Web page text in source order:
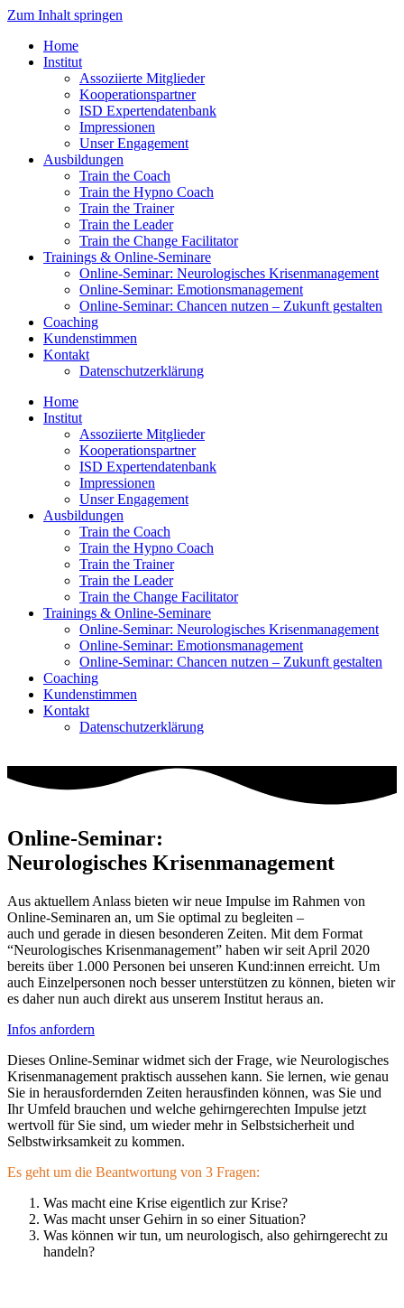
Zum Inhalt springen
Home
Institut
Assoziierte Mitglieder
Kooperationspartner
ISD Expertendatenbank
Impressionen
Unser Engagement
Ausbildungen
Train the Coach
Train the Hypno Coach
Train the Trainer
Train the Leader
Train the Change Facilitator
Trainings & Online-Seminare
Online-Seminar: Neurologisches Krisenmanagement
Online-Seminar: Emotionsmanagement
Online-Seminar: Chancen nutzen – Zukunft gestalten
Coaching
Kundenstimmen
Kontakt
Datenschutzerklärung
Home
Institut
Assoziierte Mitglieder
Kooperationspartner
ISD Expertendatenbank
Impressionen
Unser Engagement
Ausbildungen
Train the Coach
Train the Hypno Coach
Train the Trainer
Train the Leader
Train the Change Facilitator
Trainings & Online-Seminare
Online-Seminar: Neurologisches Krisenmanagement
Online-Seminar: Emotionsmanagement
Online-Seminar: Chancen nutzen – Zukunft gestalten
Coaching
Kundenstimmen
Kontakt
Datenschutzerklärung
Online-Seminar:
Neurologisches Krisenmanagement
Aus aktuellem Anlass bieten wir neue Impulse im Rahmen von
Online-Seminaren an, um Sie optimal zu begleiten –
auch und gerade in diesen besonderen Zeiten. Mit dem Format
“Neurologisches Krisenmanagement” haben wir seit April 2020
bereits über 1.000 Personen bei unseren Kund:innen erreicht. Um
auch Einzelpersonen noch besser unterstützen zu können, bieten wir
es daher nun auch direkt aus unserem Institut heraus an.
Infos anfordern
Dieses Online-Seminar widmet sich der Frage, wie Neurologisches
Krisenmanagement praktisch aussehen kann. Sie lernen, wie genau
Sie in herausfordernden Zeiten herausfinden können, was Sie und
Ihr Umfeld brauchen und welche gehirngerechten Impulse jetzt
wertvoll für Sie sind, um wieder mehr in Selbstsicherheit und
Selbstwirksamkeit zu kommen.
Es geht um die Beantwortung von 3 Fragen:
Was macht eine Krise eigentlich zur Krise?
Was macht unser Gehirn in so einer Situation?
Was können wir tun, um neurologisch, also gehirngerecht zu
handeln?